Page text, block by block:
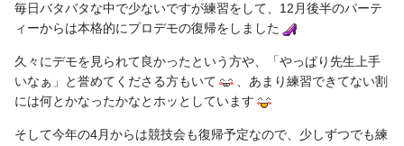
毎日バタバタな中で少ないですが練習をして、 12 月後半のパーテ
ィーからは本格的にプロデモの復帰をしました
久々にデモを見られて良かったという方や、「やっぱり先生上手
いなぁ」と誉めてくださる方もいて
、あまり練習できてない割
には何とかなったかなとホッとしています
そして今年の4月からは競技会も復帰予定なので、少しずつでも練